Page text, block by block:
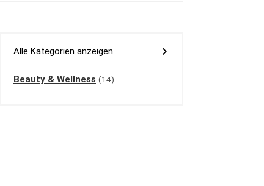
Alle Kategorien anzeigen
Beauty & Wellness (14)